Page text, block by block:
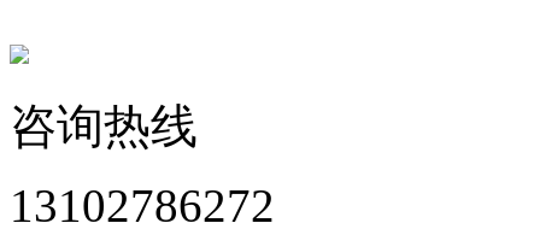
咨询热线
13102786272